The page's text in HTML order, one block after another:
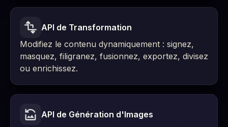
API de Transformation
Modifiez le contenu dynamiquement : signez,
masquez, filigranez, fusionnez, exportez, divisez
ou enrichissez.
API de Génération d'Images